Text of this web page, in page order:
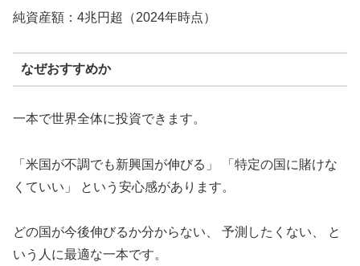
純資産額：4兆円超（2024年時点）
なぜおすすめか
一本で世界全体に投資できます。
「米国が不調でも新興国が伸びる」 「特定の国に賭けな
くていい」 という安心感があります。
どの国が今後伸びるか分からない、 予測したくない、 と
いう人に最適な一本です。